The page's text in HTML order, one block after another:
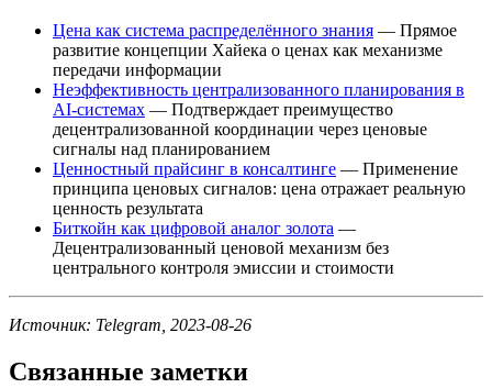
Цена как система распределённого знания — Прямое
развитие концепции Хайека о ценах как механизме
передачи информации
Неэффективность централизованного планирования в
AI-системах — Подтверждает преимущество
децентрализованной координации через ценовые
сигналы над планированием
Ценностный прайсинг в консалтинге — Применение
принципа ценовых сигналов: цена отражает реальную
ценность результата
Биткойн как цифровой аналог золота —
Децентрализованный ценовой механизм без
центрального контроля эмиссии и стоимости
Источник: Telegram, 2023-08-26
Связанные заметки